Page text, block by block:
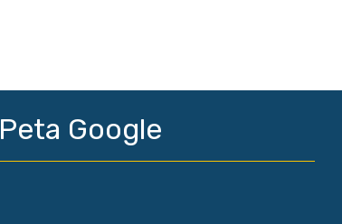
Peta Google